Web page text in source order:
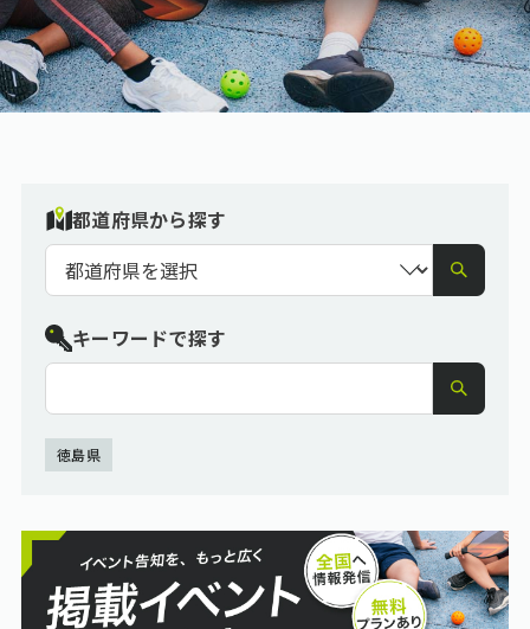
都道府県から探す
キーワードで探す
徳島県